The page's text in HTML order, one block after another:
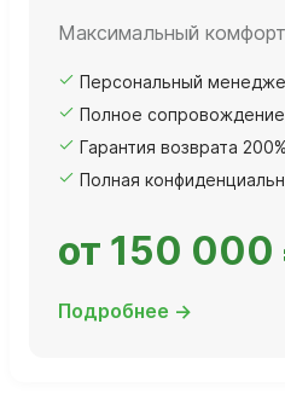
Максимальный
Персональный
Полное
Гарантия возврата 200%
Полная
от 150 000
Подробнее →